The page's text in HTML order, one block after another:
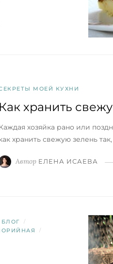
МОЕЙ КУХНИ
Как хранить
хозяйка рано или
хранить свежую зелень
Автор ЕЛЕНА ИСАЕВА
БЛОГ /
/